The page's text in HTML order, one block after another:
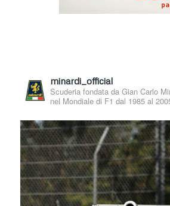
minardi_official
Scuderia fondata da Gian Carlo
nel Mondiale di F1 dal 1985 al